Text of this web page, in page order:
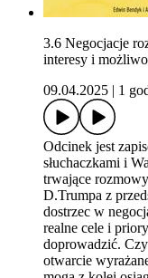
3.6 Negocjacje
interesy i
09.04.2025
1
Odcinek jest
słuchaczkami i
trwające
D.Trumpa z
dostrzec w
realne cele i
doprowadzić.
otwarcie